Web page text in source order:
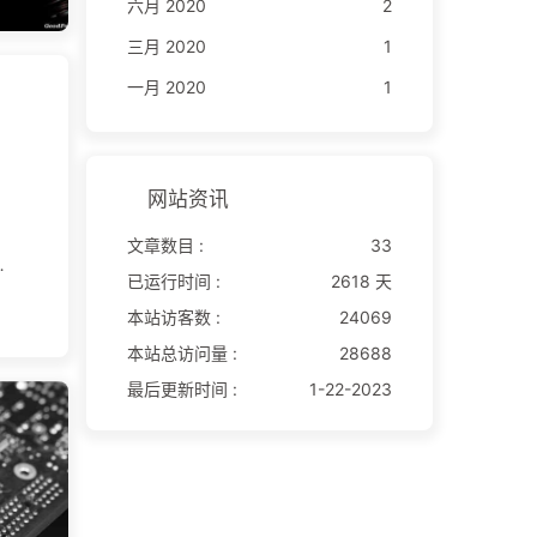
六月 2020
2
三月 2020
1
一月 2020
1
网站资讯
文章数目 :
33
已运行时间 :
2618 天
本站访客数 :
24069
本站总访问量 :
28688
最后更新时间 :
1-22-2023